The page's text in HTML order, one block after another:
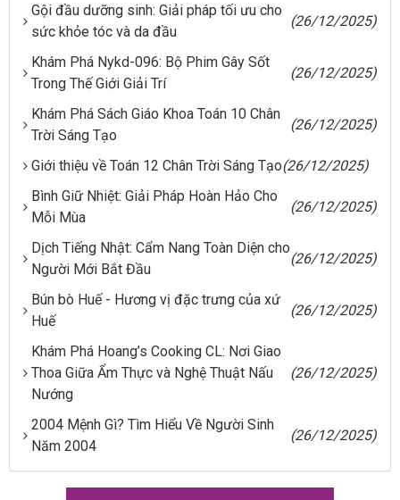
Gội đầu dưỡng sinh: Giải pháp tối ưu cho
sức khỏe tóc và da đầu
(26/12/2025)
Khám Phá Nykd-096: Bộ Phim Gây Sốt
Trong Thế Giới Giải Trí
(26/12/2025)
Khám Phá Sách Giáo Khoa Toán 10 Chân
Trời Sáng Tạo
(26/12/2025)
Giới thiệu về Toán 12 Chân Trời Sáng Tạo(26/12/2025)
Bình Giữ Nhiệt: Giải Pháp Hoàn Hảo Cho
Mỗi Mùa
(26/12/2025)
Dịch Tiếng Nhật: Cẩm Nang Toàn Diện cho
Người Mới Bắt Đầu
(26/12/2025)
Bún bò Huế - Hương vị đặc trưng của xứ
Huế
(26/12/2025)
Khám Phá Hoang’s Cooking CL: Nơi Giao
Thoa Giữa Ẩm Thực và Nghệ Thuật Nấu
Nướng
(26/12/2025)
2004 Mệnh Gì? Tìm Hiểu Về Người Sinh
Năm 2004
(26/12/2025)